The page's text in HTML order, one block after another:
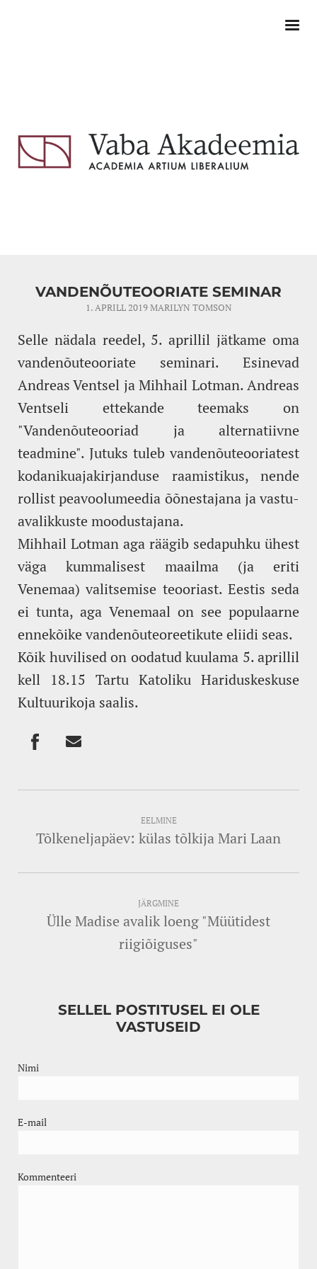
VANDENÕUTEOORIATE SEMINAR
1. APRILL 2019MARILYN TOMSON
Selle nädala reedel, 5. aprillil jätkame oma
vandenõuteooriate seminari. Esinevad
Andreas Ventsel ja Mihhail Lotman. Andreas
Ventseli ettekande teemaks on
"Vandenõuteooriad ja alternatiivne
teadmine". Jutuks tuleb vandenõuteooriatest
kodanikuajakirjanduse raamistikus, nende
rollist peavoolumeedia õõnestajana ja vastu-
avalikkuste moodustajana.
Mihhail Lotman aga räägib sedapuhku ühest
väga kummalisest maailma (ja eriti
Venemaa) valitsemise teooriast. Eestis seda
ei tunta, aga Venemaal on see populaarne
ennekõike vandenõuteoreetikute eliidi seas.
Kõik huvilised on oodatud kuulama 5. aprillil
kell 18.15 Tartu Katoliku Hariduskeskuse
Kultuurikoja saalis.
EELMINE
Tõlkeneljapäev: külas tõlkija Mari Laan
JÄRGMINE
Ülle Madise avalik loeng "Müütidest
riigiõiguses"
SELLEL POSTITUSEL EI OLE
VASTUSEID
Nimi
E-mail
Kommenteeri